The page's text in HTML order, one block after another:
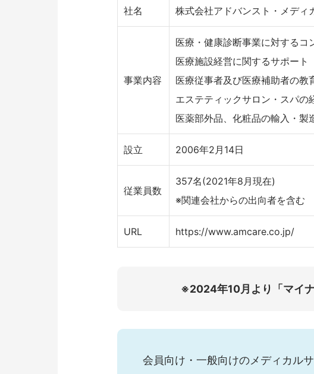
社名 株式会社アドバンスト・メディ
事業内容
医療・健康診断事業に対するコ
医療施設経営に関するサポート
医療従事者及び医療補助者の教
エステティックサロン・スパの
医薬部外品、化粧品の輸入・製
設立 2006年2月14日
従業員数
357名(2021年8月現在)
※関連会社からの出向者を含む
URL https://www.amcare.co.jp/
※2024年10月より「マイ
会員向け・一般向けのメディカル